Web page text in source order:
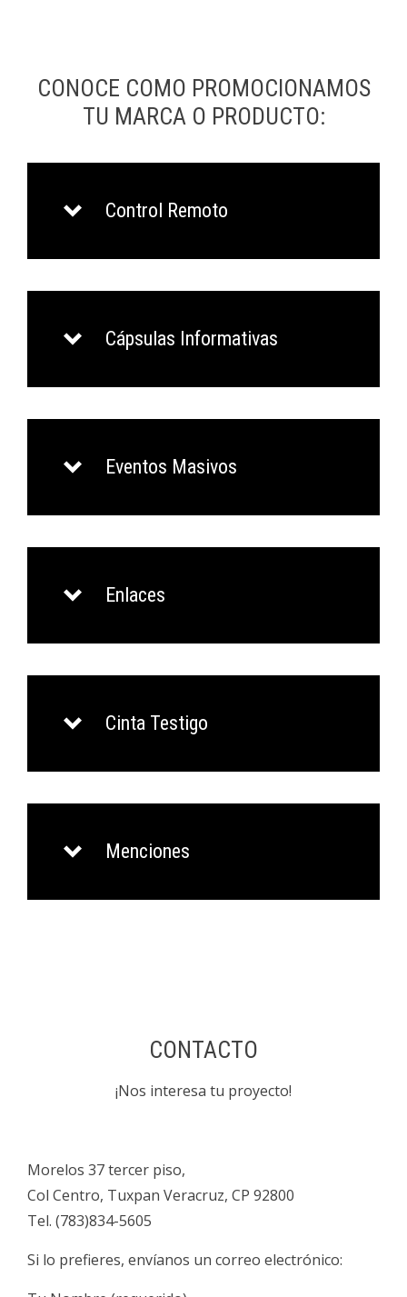
CONOCE COMO PROMOCIONAMOS
TU MARCA O PRODUCTO:
Control Remoto
Cápsulas Informativas
Eventos Masivos
Enlaces
Cinta Testigo
Menciones
CONTACTO
¡Nos interesa tu proyecto!
Morelos 37 tercer piso,
Col Centro, Tuxpan Veracruz, CP 92800
Tel. (783)834-5605
Si lo prefieres, envíanos un correo electrónico: